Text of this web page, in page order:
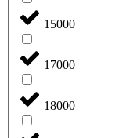
15000
17000
18000